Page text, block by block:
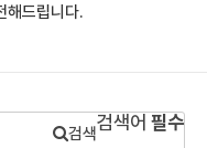
해드립니다.
검색어 필수
검색